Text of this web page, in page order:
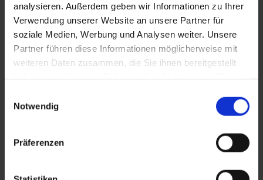
analysieren. Außerdem geben wir Informationen zu Ihrer
Verwendung unserer Website an unsere Partner für
soziale Medien, Werbung und Analysen weiter. Unsere
Partner führen diese Informationen möglicherweise mit
weiteren Daten zusammen, die Sie ihnen bereitgestellt
Notwendig
Präferenzen
FALCO – Reqiem zum 20en Todestag im Stephansdom am
02.02.2018 – © Conny de Beauclair
Falco x Gastein
Fünf Jahre später, vom 27. bis zum 29. Jänner 2023, kehrte
Falco zurück nach Gastein. Zumindest im Geiste der Menschen,
widmete das Tal dem Künstler ein ganzes Wochenende und ließ
seinen Lieblingsplätzen mit Zeitzeug:innen, einem Abend unter